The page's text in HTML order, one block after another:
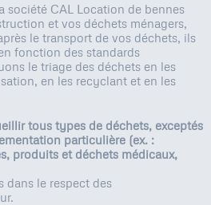
société CAL Location de bennes
et vos déchets ménagers,
le transport de vos déchets, ils
fonction des standards
le triage des déchets en les
en les recyclant et en les
tous types de déchets, exceptés
particulière (ex. :
produits et déchets médicaux,
dans le respect des